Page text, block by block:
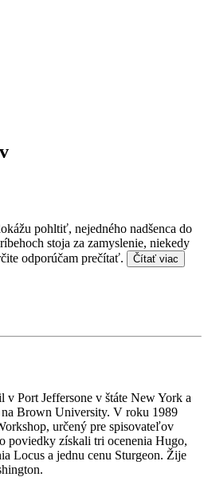
pohltiť, nejedného nadšenca do
stoja za zamyslenie, niekedy
odporúčam prečítať.
Čítať viac
v Port Jeffersone v štáte New York a
Brown University. V roku 1989
určený pre spisovateľov
poviedky získali tri ocenenia Hugo,
Locus a jednu cenu Sturgeon. Žije